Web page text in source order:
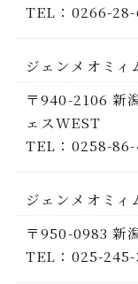
TEL：0266-
ジェンメオミィ
〒940-2106 新
ェスWEST
TEL：0258-86-
ジェンメオミィ
〒950-0983 新
TEL：025-245-